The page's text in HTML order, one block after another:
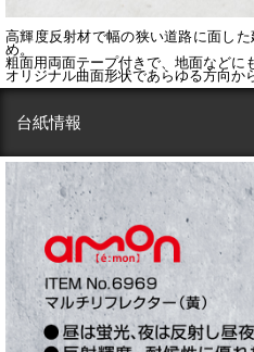
高輝度反射材で幅の狭い道路に面し
め。
粗面用両面テープ付きで、地面などに
オリジナル曲面形状であらゆる方向か
台紙情報